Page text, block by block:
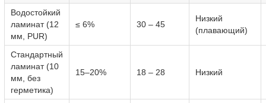
Водостойкий
ламинат (12
мм, PUR)
≤ 6% 30 – 45
Низкий
(плавающий)
Стандартный
ламинат (10
мм, без
герметика)
15–20% 18 – 28 Низкий